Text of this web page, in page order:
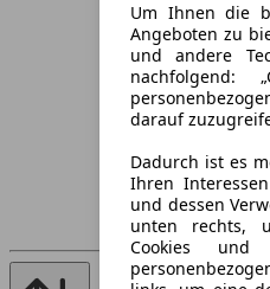
Um Ihnen die
Angeboten zu
und andere
nachfolgend:
darauf
Dadurch ist es
Ihren
und dessen
unten rechts,
Cookies und